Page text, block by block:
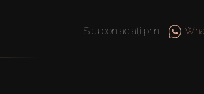
Sau contactați prin